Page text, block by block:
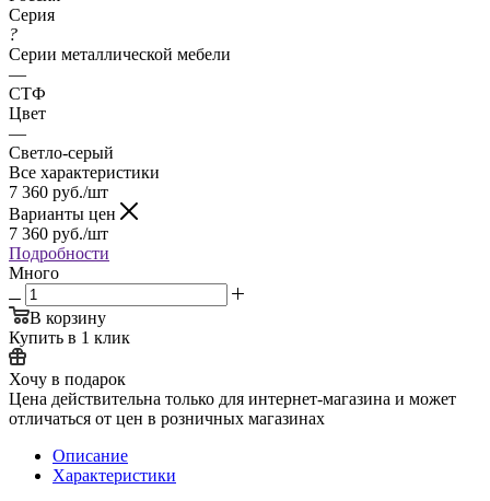
Серия
?
Серии металлической мебели
—
СТФ
Цвет
—
Светло-серый
Все характеристики
7 360 руб./шт
Варианты цен
7 360 руб./шт
Подробности
Много
В корзину
Купить в 1 клик
Хочу в подарок
Цена действительна только для интернет-магазина и может
отличаться от цен в розничных магазинах
Описание
Характеристики